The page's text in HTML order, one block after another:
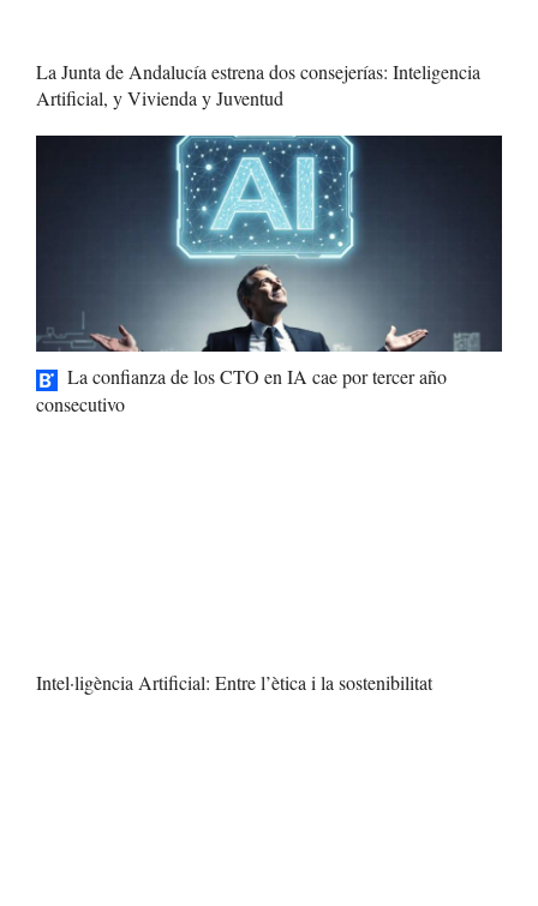
La Junta de Andalucía estrena dos consejerías: Inteligencia
Artificial, y Vivienda y Juventud
La confianza de los CTO en IA cae por tercer año
consecutivo
Intel·ligència Artificial: Entre l’ètica i la sostenibilitat